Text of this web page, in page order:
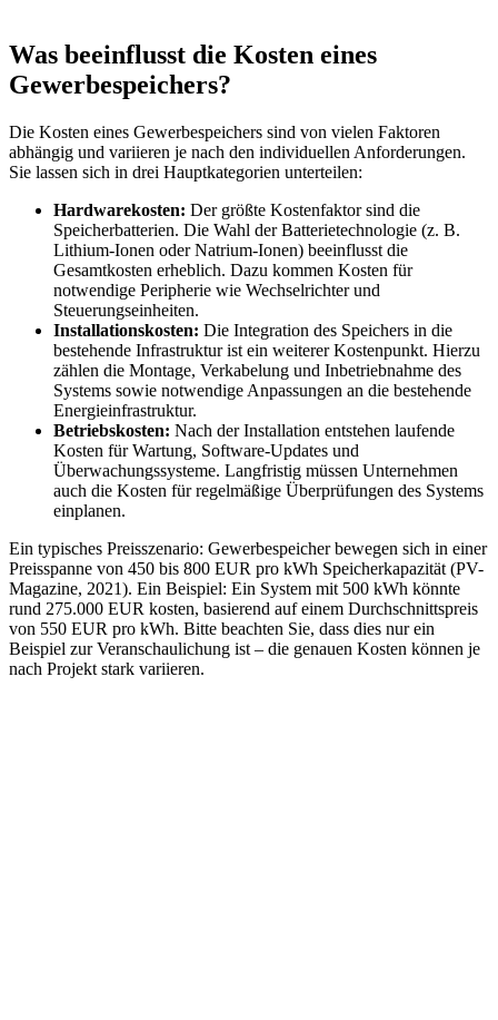
Was beeinflusst die Kosten eines
Gewerbespeichers?
Die Kosten eines Gewerbespeichers sind von vielen Faktoren
abhängig und variieren je nach den individuellen Anforderungen.
Sie lassen sich in drei Hauptkategorien unterteilen:
Hardwarekosten: Der größte Kostenfaktor sind die
Speicherbatterien. Die Wahl der Batterietechnologie (z. B.
Lithium-Ionen oder Natrium-Ionen) beeinflusst die
Gesamtkosten erheblich. Dazu kommen Kosten für
notwendige Peripherie wie Wechselrichter und
Steuerungseinheiten.
Installationskosten: Die Integration des Speichers in die
bestehende Infrastruktur ist ein weiterer Kostenpunkt. Hierzu
zählen die Montage, Verkabelung und Inbetriebnahme des
Systems sowie notwendige Anpassungen an die bestehende
Energieinfrastruktur.
Betriebskosten: Nach der Installation entstehen laufende
Kosten für Wartung, Software-Updates und
Überwachungssysteme. Langfristig müssen Unternehmen
auch die Kosten für regelmäßige Überprüfungen des Systems
einplanen.
Ein typisches Preisszenario: Gewerbespeicher bewegen sich in einer
Preisspanne von 450 bis 800 EUR pro kWh Speicherkapazität (PV-
Magazine, 2021). Ein Beispiel: Ein System mit 500 kWh könnte
rund 275.000 EUR kosten, basierend auf einem Durchschnittspreis
von 550 EUR pro kWh. Bitte beachten Sie, dass dies nur ein
Beispiel zur Veranschaulichung ist – die genauen Kosten können je
nach Projekt stark variieren.